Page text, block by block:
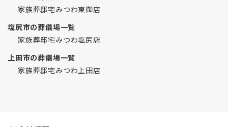
家族葬邸宅みつわ東御店
塩尻市の葬儀場一覧
家族葬邸宅みつわ塩尻店
上田市の葬儀場一覧
家族葬邸宅みつわ上田店